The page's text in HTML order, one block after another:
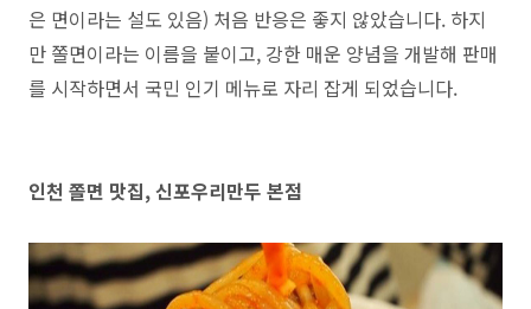
은 면이라는 설도 있음) 처음 반응은 좋지 않았습니다. 하지
만 쫄면이라는 이름을 붙이고, 강한 매운 양념을 개발해 판매
를 시작하면서 국민 인기 메뉴로 자리 잡게 되었습니다.
인천 쫄면 맛집, 신포우리만두 본점